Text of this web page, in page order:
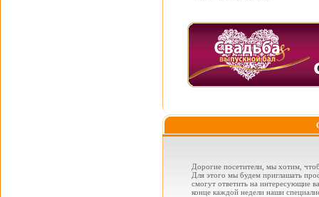
Дорогие посетители, мы хотим,
Для этого мы будем приглашать
смогут ответить на интересующие
конце каждой недели наши